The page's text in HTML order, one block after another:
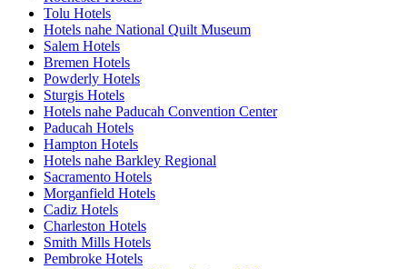
Tolu Hotels
Hotels nahe National Quilt Museum
Salem Hotels
Bremen Hotels
Powderly Hotels
Sturgis Hotels
Hotels nahe Paducah Convention Center
Paducah Hotels
Hampton Hotels
Hotels nahe Barkley Regional
Sacramento Hotels
Morganfield Hotels
Cadiz Hotels
Charleston Hotels
Smith Mills Hotels
Pembroke Hotels